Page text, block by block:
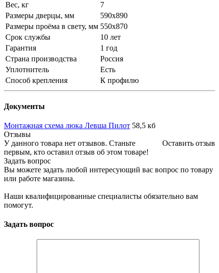
Вес, кг
7
Размеры дверцы, мм
590x890
Размеры проёма в свету, мм 550x870
Срок службы
10 лет
Гарантия
1 год
Страна производства
Россия
Уплотнитель
Есть
Способ крепления
К профилю
Документы
Монтажная схема люка Левша Пилот 58,5 кб
Отзывы
Оставить отзыв
У данного товара нет отзывов. Станьте
первым, кто оставил отзыв об этом товаре!
Задать вопрос
Вы можете задать любой интересующий вас вопрос по товару
или работе магазина.
Наши квалифицированные специалисты обязательно вам
помогут.
Задать вопрос